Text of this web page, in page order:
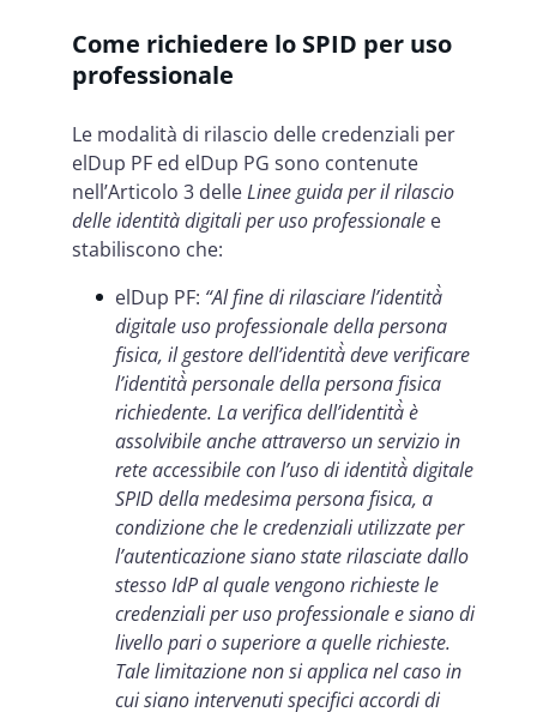
Come richiedere lo SPID per uso
professionale
Le modalità di rilascio delle credenziali per
elDup PF ed elDup PG sono contenute
nell’Articolo 3 delleLinee guida per il rilascio
delle identità digitali per uso professionale e
stabiliscono che:
elDup PF: “Al fine di rilasciare l’identità̀
digitale uso professionale della persona
fisica, il gestore dell’identità̀ deve verificare
l’identità̀ personale della persona fisica
richiedente. La verifica dell’identità̀ è
assolvibile anche attraverso un servizio in
rete accessibile con l’uso di identità̀ digitale
SPID della medesima persona fisica, a
condizione che le credenziali utilizzate per
l’autenticazione siano state rilasciate dallo
stesso IdP al quale vengono richieste le
credenziali per uso professionale e siano di
livello pari o superiore a quelle richieste.
Tale limitazione non si applica nel caso in
cui siano intervenuti specifici accordi di